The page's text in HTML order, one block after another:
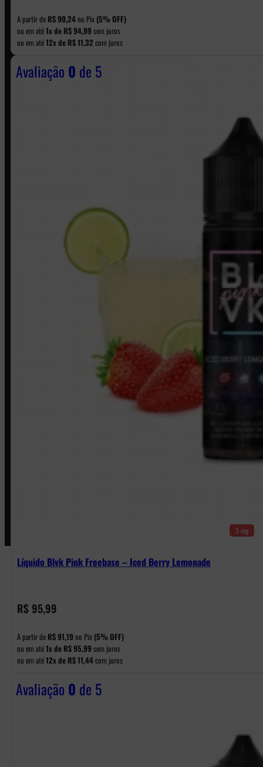
A partir de R$90,24 no Pix (5% OFF)
ou em até1x de R$94,99 sem juros
ou em até12x de R$11,32 com juros
Avaliação 0 de 5
3 mg
Líquido Blvk Pink Freebase – Iced Berry Lemonade
R$ 95,99
A partir de R$91,19 no Pix (5% OFF)
ou em até1x de R$95,99 sem juros
ou em até12x de R$11,44com juros
Avaliação 0 de 5
WhatsApp: (11) 5229-0120
Horário: Política de Horario e Fretes
Minha conta
Finalização de compra
Política de Privacidade
Política de Frete e Pagamento
Política de Garantia, Reembolso e Devolução